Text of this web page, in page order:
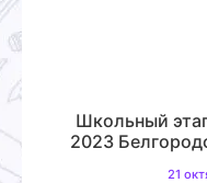
Школьный
2023
21